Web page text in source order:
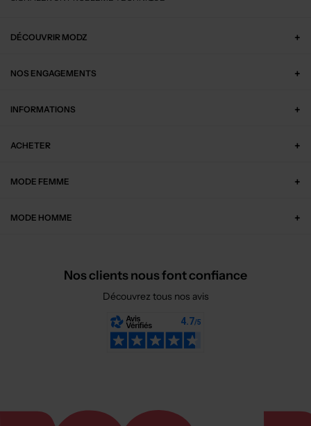
DÉCOUVRIR MODZ
NOS ENGAGEMENTS
INFORMATIONS
ACHETER
MODE FEMME
MODE HOMME
Nos clients nous font confiance
Découvrez tous nos avis